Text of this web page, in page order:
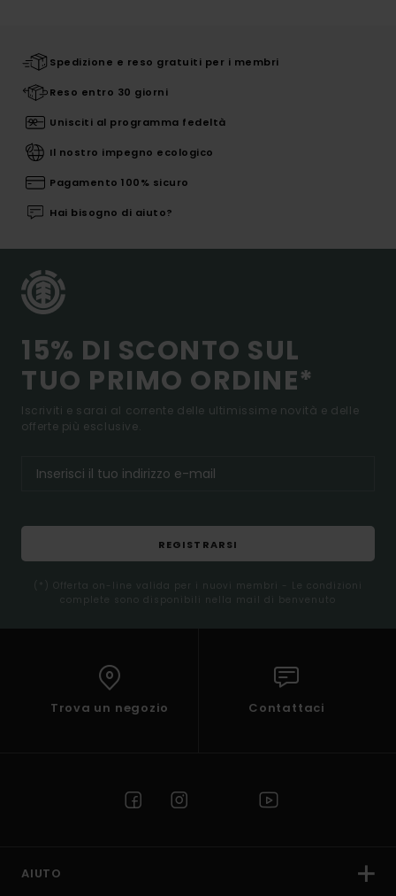
Spedizione e reso gratuiti per i membri
Reso entro 30 giorni
Unisciti al programma fedeltà
Il nostro impegno ecologico
Pagamento 100% sicuro
Hai bisogno di aiuto?
15% DI SCONTO SUL
TUO PRIMO ORDINE*
Iscriviti e sarai al corrente delle ultimissime novità e delle
offerte più esclusive.
REGISTRARSI
(*) Offerta on-line valida per i nuovi membri - Le condizioni
complete sono disponibili nella mail di benvenuto
Trova un negozio Contattaci
AIUTO